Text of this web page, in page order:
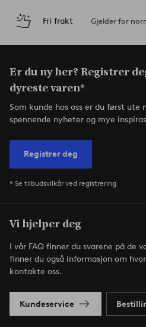
Fri frakt Gjelder for
Er du ny her? Registrer
dyreste varen*
Som kunde hos oss er du først ute
spennende nyheter og mye
Registrer deg
* Se tilbudsvilkår ved registrering
Vi hjelper deg
I vår FAQ finner du svarene på de
finner du også informasjon om
kontakte oss.
Kundeservice